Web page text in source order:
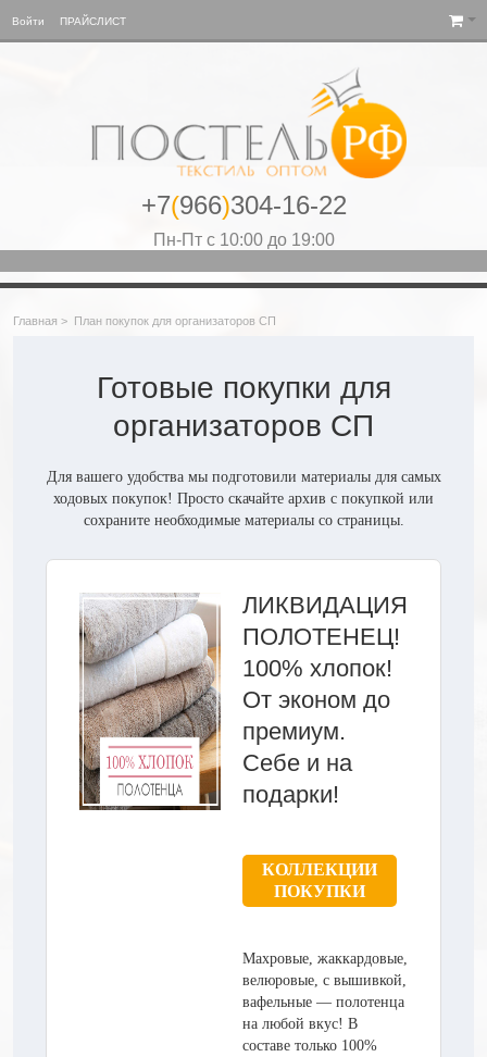
Войти ПРАЙСЛИСТ
+7(966)304-16-22
Пн-Пт с 10:00 до 19:00
Главная > План покупок для организаторов СП
Готовые покупки для
организаторов СП
Для вашего удобства мы подготовили материалы для самых
ходовых покупок! Просто скачайте архив с покупкой или
сохраните необходимые материалы со страницы.
ЛИКВИДАЦИЯ
ПОЛОТЕНЕЦ!
100% хлопок!
От эконом до
премиум.
Себе и на
подарки!
КОЛЛЕКЦИИ
ПОКУПКИ
Махровые, жаккардовые,
велюровые, с вышивкой,
вафельные — полотенца
на любой вкус! В
составе только 100%